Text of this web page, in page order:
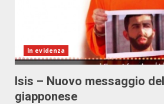
In evidenza
Isis – Nuovo messaggio
giapponese